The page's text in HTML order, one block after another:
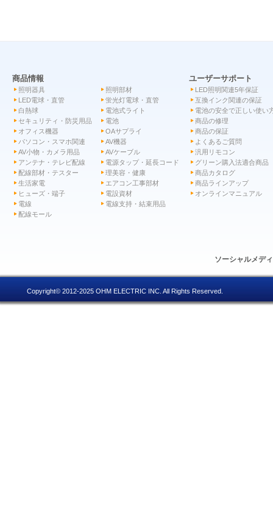
商品情報
照明器具
照明部材
LED電球・直管
蛍光灯電球・直管
白熱球
電池式ライト
セキュリティ・防災用品
電池
オフィス機器
OAサプライ
パソコン・スマホ関連
AV機器
AV小物・カメラ用品
AVケーブル
アンテナ・テレビ配線
電源タップ・延長コード
配線部材・テスター
理美容・健康
生活家電
エアコン工事部材
ヒューズ・端子
電設資材
電線
電線支持・結束用品
配線モール
ユーザーサポート
LED照明関連5年保証
互換インク関連の保証
電池の安全で正しい使い
商品の修理
商品の保証
よくあるご質問
汎用リモコン
グリーン購入法適合商品
商品カタログ
商品ラインアップ
オンラインマニュアル
ソーシャルメデ
Copyright© 2012-2025 OHM ELECTRIC INC. All Rights Reserved.